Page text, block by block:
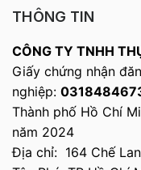
THÔNG TIN
CÔNG TY TNHH
Giấy chứng nhận
nghiệp:
Thành phố Hồ Chí
năm 2024
Địa chỉ: 164 Chế